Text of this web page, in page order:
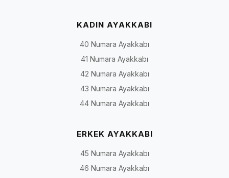
KADIN AYAKKABI
40 Numara Ayakkabı
41 Numara Ayakkabı
42 Numara Ayakkabı
43 Numara Ayakkabı
44 Numara Ayakkabı
ERKEK AYAKKABI
45 Numara Ayakkabı
46 Numara Ayakkabı